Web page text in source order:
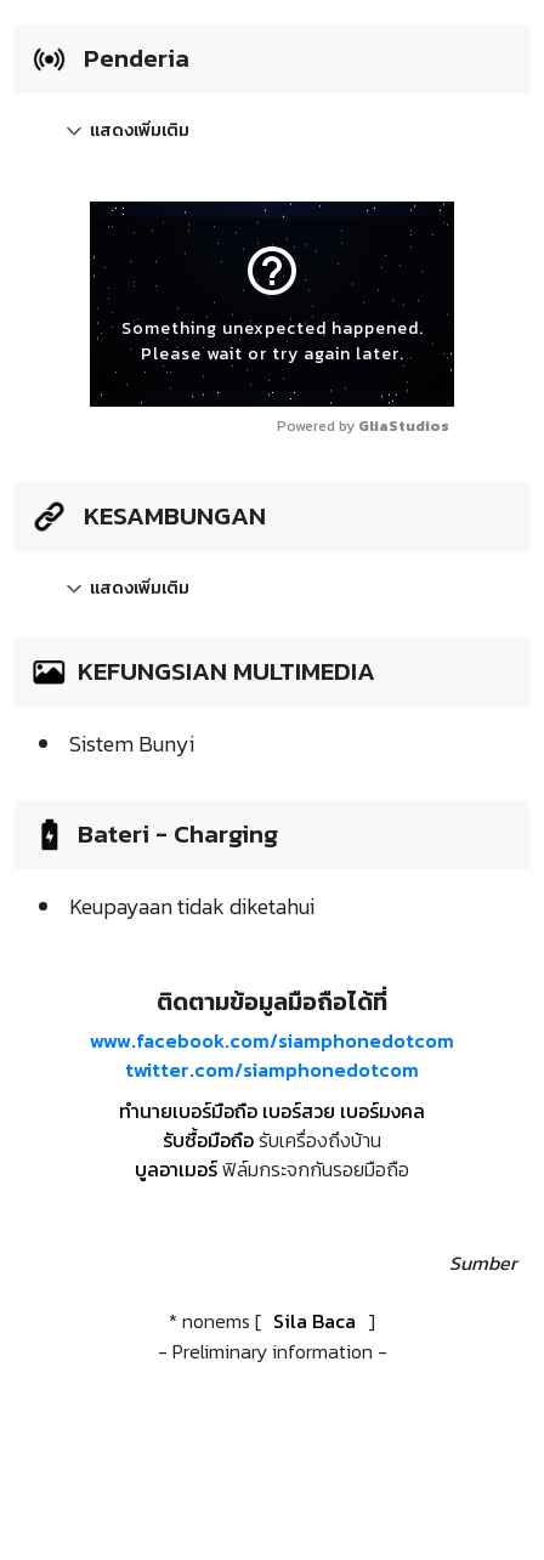
Penderia
แสดงเพิ่มเติม
help_outline
Something unexpected happened.
Please wait or try again later.
Powered by GliaStudios
KESAMBUNGAN
แสดงเพิ่มเติม
KEFUNGSIAN MULTIMEDIA
Sistem Bunyi
Bateri - Charging
Keupayaan tidak diketahui
ติดตามข้อมูลมือถือได้ที่
www.facebook.com/siamphonedotcom
twitter.com/siamphonedotcom
ทำนายเบอร์มือถือ เบอร์สวย เบอร์มงคล
รับซื้อมือถือรับเครื่องถึงบ้าน
บูลอาเมอร์ฟิล์มกระจกกันรอยมือถือ
Sumber
* nonems [ Sila Baca ]
- Preliminary information -